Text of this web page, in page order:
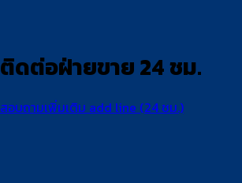
ติดต่อฝ่ายขาย 24 ชม.
สอบถามเพิ่มเติม add line (24 ชม.)